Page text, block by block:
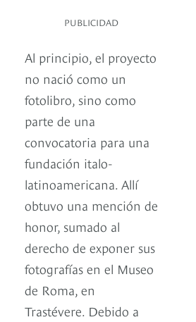
PUBLICIDAD
Al principio, el proyecto
no nació como un
fotolibro, sino como
parte de una
convocatoria para una
fundación italo-
latinoamericana. Allí
obtuvo una mención de
honor, sumado al
derecho de exponer sus
fotografías en el Museo
de Roma, en
Trastévere. Debido a